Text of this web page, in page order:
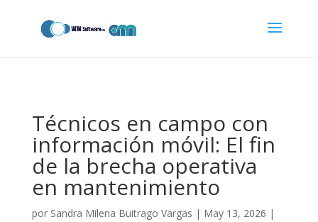
Técnicos en campo con
información móvil: El fin
de la brecha operativa
en mantenimiento
por Sandra Milena Buitrago Vargas | May 13, 2026 |